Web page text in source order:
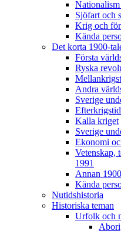
Sjöfart och
Krig och
Kända
Det korta 1900-
Första
Ryska
Andra
Sverige
Kalla kriget
Sverige
Ekonomi
Vetenskap,
1991
Annan
Kända
Nutidshistoria
Historiska teman
Urfolk och